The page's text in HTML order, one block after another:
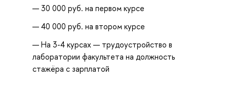
30 000 руб. на первом курсе
40 000 руб. на втором курсе
На 3-4 курсах — трудоустройство в
лаборатории факультета на должность
стажёра с зарплатой